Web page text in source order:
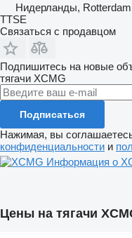
Нидерланды, Rotterdam
TTSE
Связаться с продавцом
Подпишитесь на новые
тягачи XCMG
Подписаться
Нажимая, вы
конфиденциальности и
Информация о
Цены на тягачи